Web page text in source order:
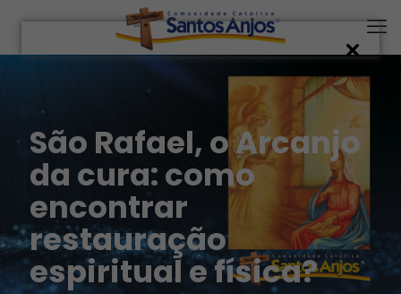
São Rafael, o Arcanjo
da cura: como
encontrar
restauração
espiritual e física?